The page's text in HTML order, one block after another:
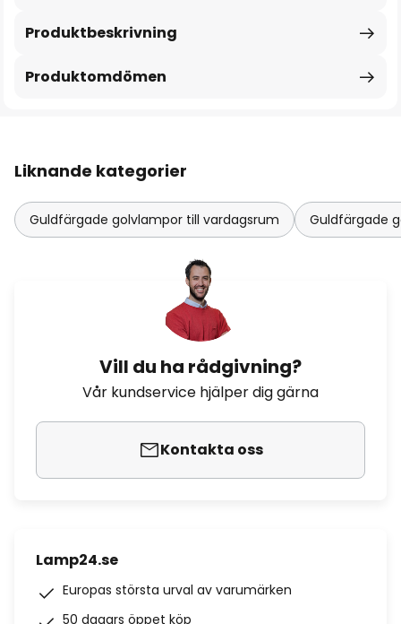
Produktbeskrivning
Produktomdömen
Liknande kategorier
Guldfärgade golvlampor till vardagsrum Guldfärgade
Vill du ha rådgivning?
Vår kundservice hjälper dig gärna
Kontakta oss
Lamp24.se
Europas största urval av varumärken
50 dagars öppet köp